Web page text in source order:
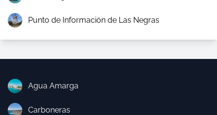
Punto de Información de Las Negras
Agua Amarga
Carboneras